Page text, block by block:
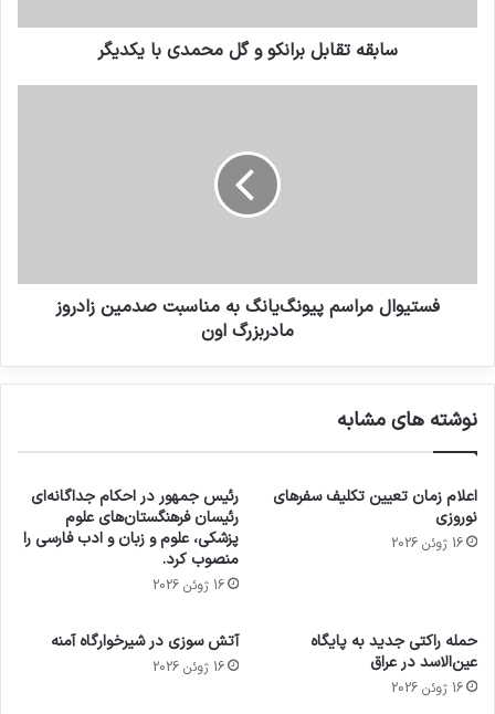
سابقه تقابل برانکو و گل محمدی با یکدیگر
فستیوال مراسم پیونگ‌یانگ به مناسبت صدمین زادروز
مادربزرگ اون
نوشته های مشابه
اعلام زمان تعیین تکلیف سفرهای
نوروزی
16 ژوئن 2026
رئیس جمهور در احکام جداگانه‌ای
رئیسان فرهنگستان‌های علوم
پزشکی، علوم و زبان و ادب فارسی را
منصوب کرد.
16 ژوئن 2026
حمله راکتی جدید به پایگاه
عین‌الاسد در عراق
16 ژوئن 2026
آتش سوزی در شیرخوارگاه آمنه
16 ژوئن 2026